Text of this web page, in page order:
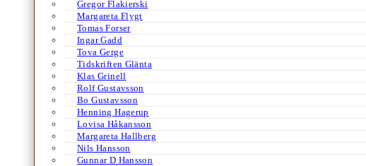
Gregor Flakierski
Margareta Flygt
Tomas Forser
Ingar Gadd
Tova Gerge
Tidskriften Glänta
Klas Grinell
Rolf Gustavsson
Bo Gustavsson
Henning Hagerup
Lovisa Håkansson
Margareta Hallberg
Nils Hansson
Gunnar D Hansson